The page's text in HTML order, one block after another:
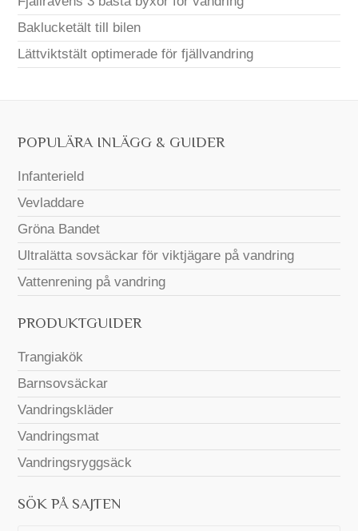
Baklucketält till bilen
Lättviktstält optimerade för fjällvandring
POPULÄRA INLÄGG & GUIDER
Infanterield
Vevladdare
Gröna Bandet
Ultralätta sovsäckar för viktjägare på vandring
Vattenrening på vandring
PRODUKTGUIDER
Trangiakök
Barnsovsäckar
Vandringskläder
Vandringsmat
Vandringsryggsäck
SÖK PÅ SAJTEN